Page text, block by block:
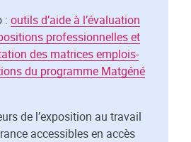
: outils d’aide à l’évaluation
professionnelles et
des matrices emplois-
du programme Matgéné
de l’exposition au travail
accessibles en accès